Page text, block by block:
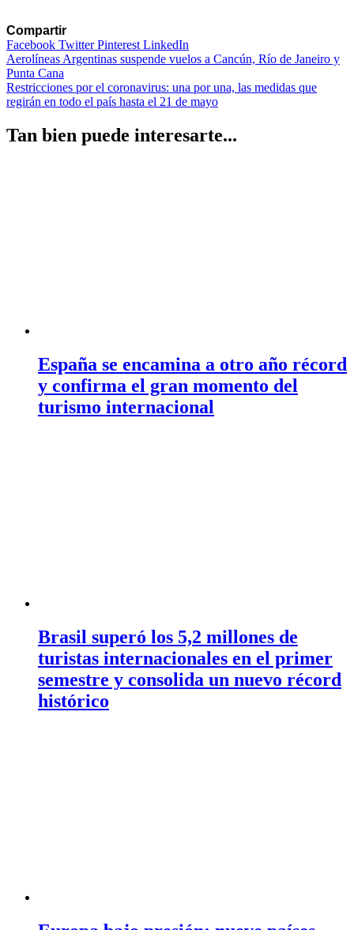
Compartir
Facebook TwitterPinterest LinkedIn
Navegación
de
entradas
Aerolíneas Argentinas suspende vuelos a Cancún, Río de Janeiro y
Punta Cana
Restricciones por el coronavirus: una por una, las medidas que
regirán en todo el país hasta el 21 de mayo
Tan bien puede interesarte...
España se encamina a otro año récord
y confirma el gran momento del
turismo internacional
Brasil superó los 5,2 millones de
turistas internacionales en el primer
semestre y consolida un nuevo récord
histórico